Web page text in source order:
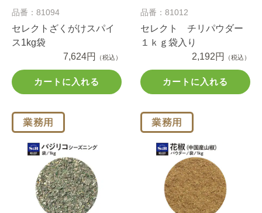
品番：81094
セレクトざくがけスパイ
ス1kg袋
7,624円
（税込）
カートに入れる
品番：81012
セレクト チリパウダー
１ｋｇ袋入り
2,192円
（税込）
カートに入れる